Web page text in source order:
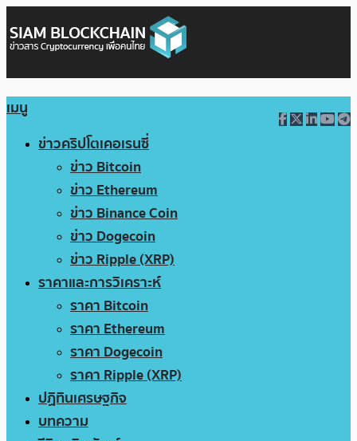
เมนู
ข่าวคริปโตเคอเรนซี่
ข่าว Bitcoin
ข่าว Ethereum
ข่าว Binance Coin
ข่าว Dogecoin
ข่าว Ripple (XRP)
ราคาและการวิเคราะห์
ราคา Bitcoin
ราคา Ethereum
ราคา Dogecoin
ราคา Ripple (XRP)
ปฏิทินเศรษฐกิจ
บทความ